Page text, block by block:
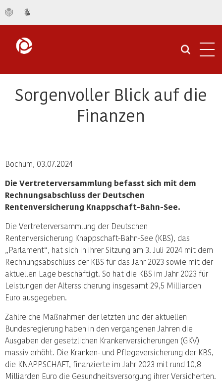
Sorgenvoller Blick auf die
Finanzen
Bochum, 03.07.2024
Die Vertreterversammlung befasst sich mit dem
Rechnungsabschluss der Deutschen
Rentenversicherung Knappschaft-Bahn-See.
Die Vertreterversammlung der Deutschen
Rentenversicherung Knappschaft-Bahn-See (KBS), das
„Parlament“, hat sich in ihrer Sitzung am 3. Juli 2024 mit dem
Rechnungsabschluss der KBS für das Jahr 2023 sowie mit der
aktuellen Lage beschäftigt. So hat die KBS im Jahr 2023 für
Leistungen der Alterssicherung insgesamt 29,5 Milliarden
Euro ausgegeben.
Zahlreiche Maßnahmen der letzten und der aktuellen
Bundesregierung haben in den vergangenen Jahren die
Ausgaben der gesetzlichen Krankenversicherungen (GKV)
massiv erhöht. Die Kranken- und Pflegeversicherung der KBS,
die KNAPPSCHAFT, finanzierte im Jahr 2023 mit rund 10,8
Milliarden Euro die Gesundheitsversorgung ihrer Versicherten.